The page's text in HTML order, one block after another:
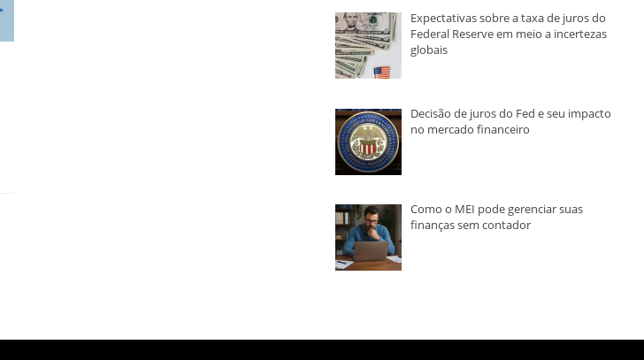
Expectativas sobre a taxa de juros do
Federal Reserve em meio a incertezas
globais
Decisão de juros do Fed e seu impacto
no mercado financeiro
Como o MEI pode gerenciar suas
finanças sem contador